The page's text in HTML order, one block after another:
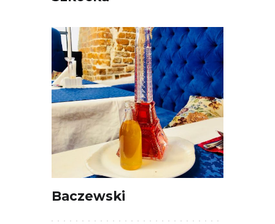
Baczewski